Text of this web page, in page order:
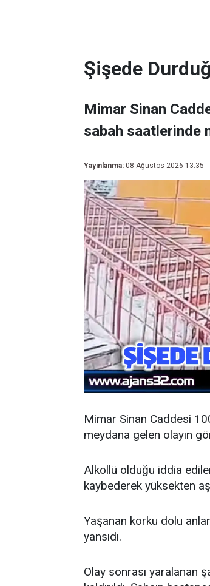
Şişede
Mimar Sinan
sabah saatlerinde
Yayınlanma: 08 Ağustos 2026 13:35
Mimar Sinan Caddesi
meydana gelen olayın
Alkollü olduğu iddia
kaybederek yüksekten
Yaşanan korku dolu
yansıdı.
Olay sonrası yaralanan